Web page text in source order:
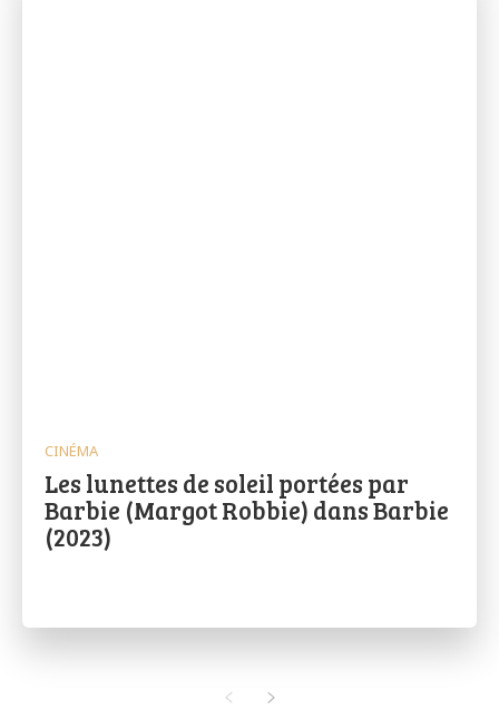
CINÉMA
Les lunettes de soleil portées par
Barbie (Margot Robbie) dans Barbie
(2023)